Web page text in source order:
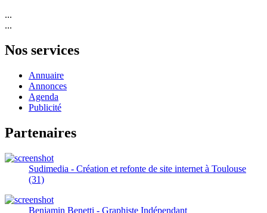
...
...
Nos services
Annuaire
Annonces
Agenda
Publicité
Partenaires
Sudimedia - Création et refonte de site internet à Toulouse
(31)
Benjamin Benetti - Graphiste Indépendant